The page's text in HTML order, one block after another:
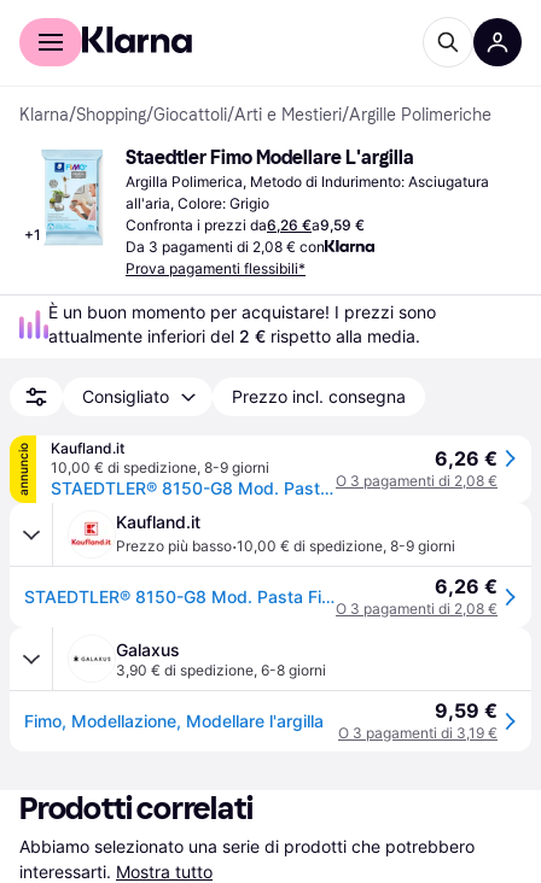
Per il tuo shopping
Klarna/Shopping/Giocattoli/Arti e Mestieri/Argille Polimeriche
+1
Staedtler Fimo Modellare L'argilla
Argilla Polimerica, Metodo di Indurimento: Asciugatura
all'aria, Colore: Grigio
Confronta i prezzi da6,26 €a9,59 €
Da 3 pagamenti di 2,08 € con
Prova pagamenti flessibili*
È un buon momento per acquistare! I prezzi sono
attualmente inferiori del 2 € rispetto alla media.
Consigliato Prezzo incl. consegna
annuncio
Kaufland.it
10,00 € di spedizione, 8-9 giorni
STAEDTLER® 8150-G8 Mod. Pasta FimoAir effetto granito 350 g
6,26 €
O 3 pagamenti di 2,08 €
Kaufland.it
Prezzo più basso·10,00 € di spedizione, 8-9 giorni
STAEDTLER® 8150-G8 Mod. Pasta FimoAir effetto granito 350 g 6,26 €
O 3 pagamenti di 2,08 €
Galaxus
3,90 € di spedizione, 6-8 giorni
Fimo, Modellazione, Modellare l'argilla 9,59 €
O 3 pagamenti di 3,19 €
Prodotti correlati
Abbiamo selezionato una serie di prodotti che potrebbero
interessarti. Mostra tutto